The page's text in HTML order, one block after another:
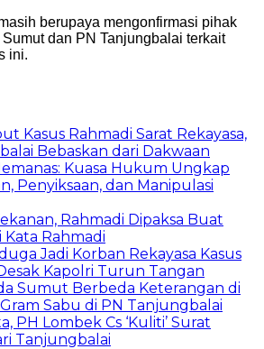
berupaya mengonfirmasi pihak
dan PN Tanjungbalai terkait
ini.
Kasus Rahmadi Sarat Rekayasa,
Bebaskan dari Dakwaan
Kuasa Hukum Ungkap
Penyiksaan, dan Manipulasi
Rahmadi Dipaksa Buat
Kata Rahmadi
Jadi Korban Rekayasa Kasus
Kapolri Turun Tangan
Sumut Berbeda Keterangan di
Sabu di PN Tanjungbalai
PH Lombek Cs ‘Kuliti’ Surat
Tanjungbalai